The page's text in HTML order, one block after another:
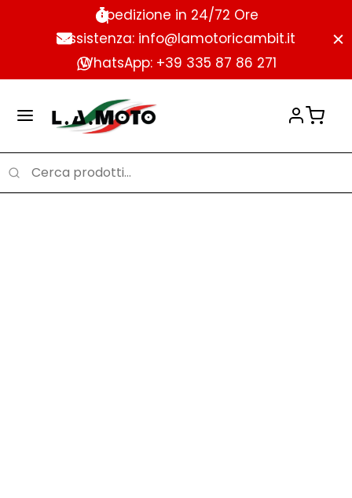
Spedizione in 24/72 Ore
Assistenza: info@lamotoricambit.it
WhatsApp: +39 335 87 86 271